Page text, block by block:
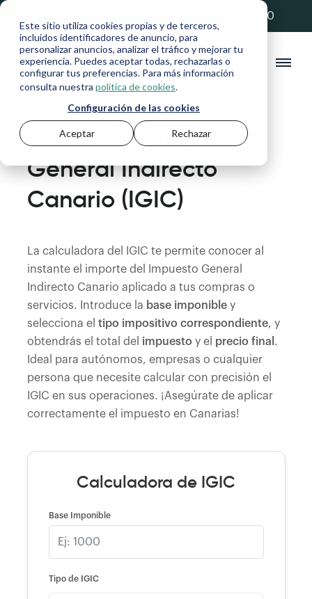
Este sitio utiliza cookies propias y de terceros,
incluidos identificadores de anuncio, para
personalizar anuncios, analizar el tráfico y mejorar tu
experiencia. Puedes aceptar todas, rechazarlas o
configurar tus preferencias. Para más información
consulta nuestra política de cookies.
Configuración de las cookies
Aceptar Rechazar
💚 20% de descuento con el código ANFIX20
Calcula del Impuesto
General Indirecto
Canario (IGIC)
La calculadora del IGIC te permite conocer al
instante el importe del Impuesto General
Indirecto Canario aplicado a tus compras o
servicios. Introduce la base imponible y
selecciona el tipo impositivo correspondiente, y
obtendrás el total del impuesto y el precio final .
Ideal para autónomos, empresas o cualquier
persona que necesite calcular con precisión el
IGIC en sus operaciones. ¡Asegúrate de aplicar
correctamente el impuesto en Canarias!
Calculadora de IGIC
Base Imponible
Tipo de IGIC